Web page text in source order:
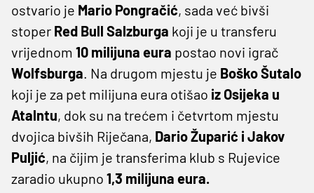
ostvario je Mario Pongračić, sada već bivši
stoper Red Bull Salzburga koji je u transferu
vrijednom 10 milijuna eura postao novi igrač
Wolfsburga. Na drugom mjestu je Boško Šutalo
koji je za pet milijuna eura otišao iz Osijeka u
Atalntu, dok su na trećem i četvrtom mjestu
dvojica bivših Riječana, Dario Župarić i Jakov
Puljić, na čijim je transferima klub s Rujevice
zaradio ukupno 1,3 milijuna eura.